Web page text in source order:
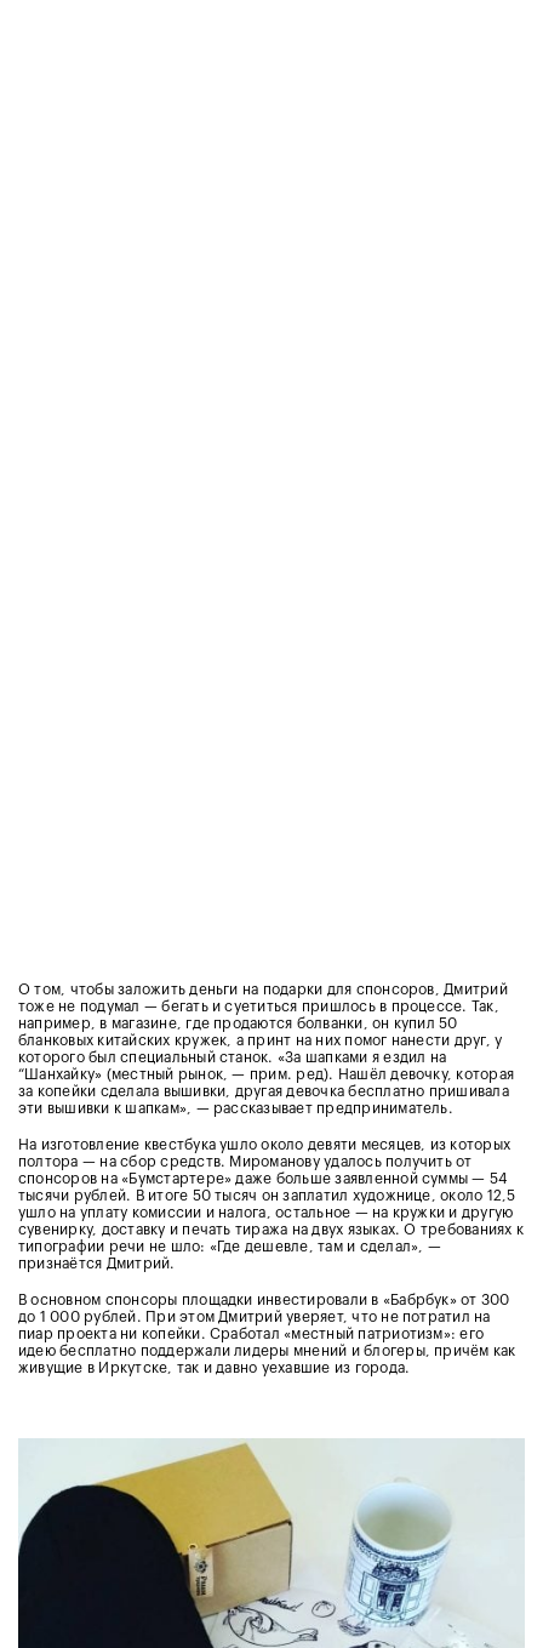
О том, чтобы заложить деньги на подарки для спонсоров, Дмитрий
тоже не подумал — бегать и суетиться пришлось в процессе. Так,
например, в магазине, где продаются болванки, он купил 50
бланковых китайских кружек, а принт на них помог нанести друг, у
которого был специальный станок. «За шапками я ездил на
“Шанхайку» (местный рынок, — прим. ред). Нашёл девочку, которая
за копейки сделала вышивки, другая девочка бесплатно пришивала
эти вышивки к шапкам», — рассказывает предприниматель.
На изготовление квестбука ушло около девяти месяцев, из которых
полтора — на сбор средств. Мироманову удалось получить от
спонсоров на «Бумстартере» даже больше заявленной суммы — 54
тысячи рублей. В итоге 50 тысяч он заплатил художнице, около 12,5
ушло на уплату комиссии и налога, остальное — на кружки и другую
сувенирку, доставку и печать тиража на двух языках. О требованиях к
типографии речи не шло: «Где дешевле, там и сделал», —
признаётся Дмитрий.
В основном спонсоры площадки инвестировали в «Бабрбук» от 300
до 1 000 рублей. При этом Дмитрий уверяет, что не потратил на
пиар проекта ни копейки. Сработал «местный патриотизм»: его
идею бесплатно поддержали лидеры мнений и блогеры, причём как
живущие в Иркутске, так и давно уехавшие из города.